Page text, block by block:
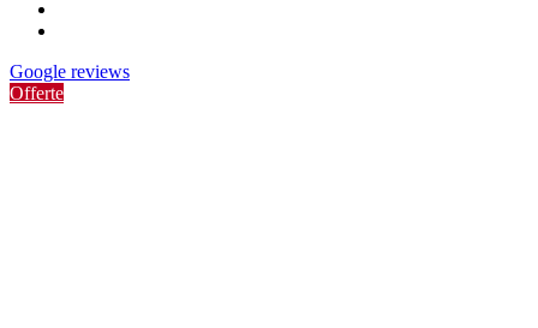
Google reviews
Offerte